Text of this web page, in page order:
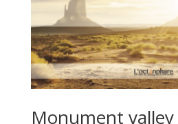
Monument valley